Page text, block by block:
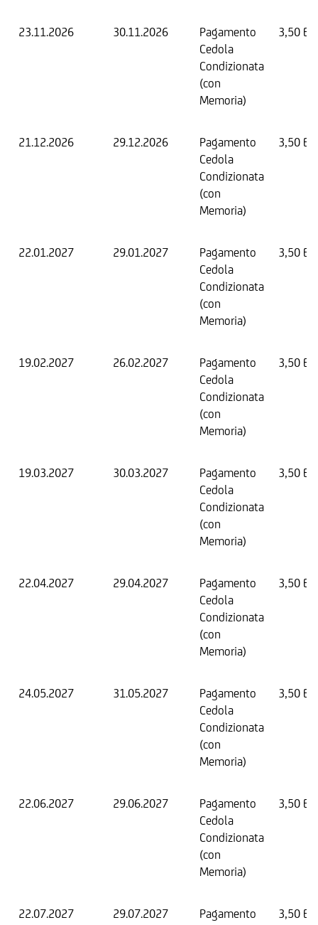
23.11.2026 30.11.2026
Pagamento
Cedola
Condizionata
(con
Memoria)
3,50
21.12.2026 29.12.2026
Pagamento
Cedola
Condizionata
(con
Memoria)
3,50
22.01.2027 29.01.2027
Pagamento
Cedola
Condizionata
(con
Memoria)
3,50
19.02.2027 26.02.2027
Pagamento
Cedola
Condizionata
(con
Memoria)
3,50
19.03.2027 30.03.2027
Pagamento
Cedola
Condizionata
(con
Memoria)
3,50
22.04.2027 29.04.2027
Pagamento
Cedola
Condizionata
(con
Memoria)
3,50
24.05.2027 31.05.2027
Pagamento
Cedola
Condizionata
(con
Memoria)
3,50
22.06.2027 29.06.2027
Pagamento
Cedola
Condizionata
(con
Memoria)
3,50
22.07.2027 29.07.2027
Pagamento
3,50